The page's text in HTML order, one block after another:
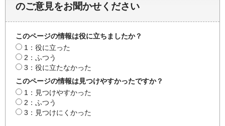
のご意見をお聞かせください
このページの情報は役に立ちましたか？
1：役に立った
2：ふつう
3：役に立たなかった
このページの情報は見つけやすかったですか？
1：見つけやすかった
2：ふつう
3：見つけにくかった